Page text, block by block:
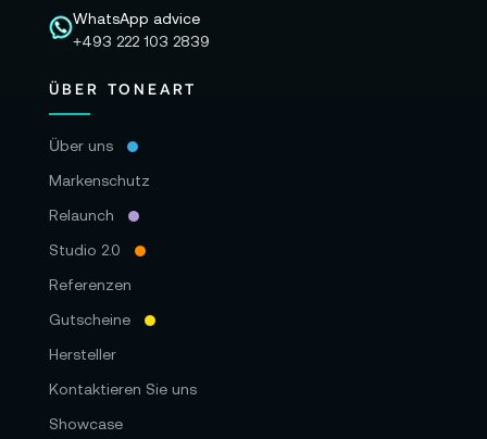
WhatsApp advice
+493 222 103 2839
ÜBER TONEART
Über uns
Markenschutz
Relaunch
Studio 2.0
Referenzen
Gutscheine
Hersteller
Kontaktieren Sie uns
Showcase